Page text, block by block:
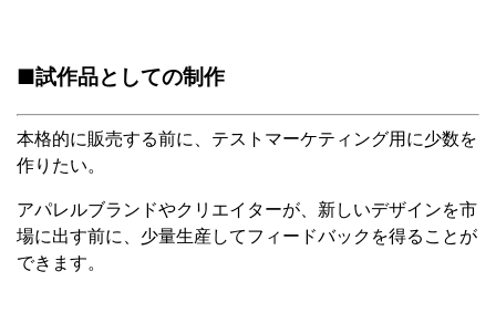
■試作品としての制作
本格的に販売する前に、テストマーケティング用に少数を
作りたい。
アパレルブランドやクリエイターが、新しいデザインを市
場に出す前に、少量生産してフィードバックを得ることが
できます。